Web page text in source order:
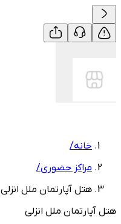
خانه/
مراکز حضوری/
هتل آپارتمان ملل انزلی
هتل آپارتمان ملل انزلی